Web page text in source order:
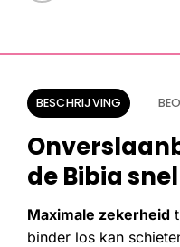
BESCHRIJVING
de Bibia
Maximale zekerheid
binder los kan